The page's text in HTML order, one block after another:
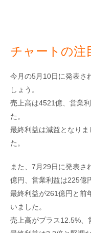
チャートの注
今月の5月10日に発表さ
しょう。
売上高は4521億、営業
た。
最終利益は減益となり
た。
また、7月29日に発表さ
億円、営業利益は225億
最終利益が261億円と前
いました。
売上高がプラス12.5%、